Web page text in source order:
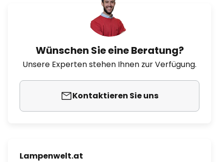
Wünschen Sie eine Beratung?
Unsere Experten stehen Ihnen zur Verfügung.
Kontaktieren Sie uns
Lampenwelt.at